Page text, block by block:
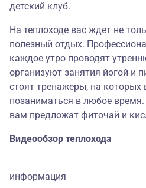
детский клуб.
На теплоходе вас ждет не
полезный отдых.
каждое утро проводят
организуют занятия йогой и
стоят тренажеры, на
позаниматься в любое время.
вам предложат фиточай и
Видеообзор теплохода
информация